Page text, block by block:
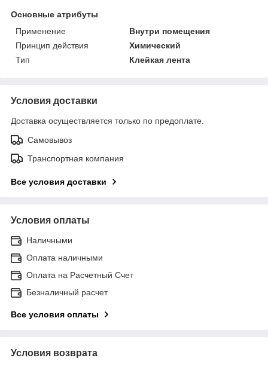
Основные атрибуты
Применение
Внутри помещения
Принцип действия
Химический
Тип
Клейкая лента
Условия доставки
Доставка осуществляется только по предоплате.
Самовывоз
Транспортная компания
Все условия доставки
Условия оплаты
Наличными
Оплата наличными
Оплата на Расчетный Счет
Безналичный расчет
Все условия оплаты
Условия возврата